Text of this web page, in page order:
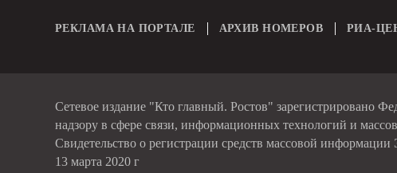
РЕКЛАМА НА ПОРТАЛЕ АРХИВ НОМЕРОВ РИА-
Сетевое издание "Кто главный. Ростов" зарегистрировано
надзору в сфере связи, информационных технологий и
Свидетельство о регистрации средств массовой
13 марта 2020 г